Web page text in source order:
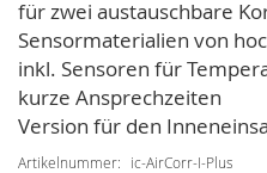
für zwei austauschbare
Sensormaterialien von
inkl. Sensoren für
kurze Ansprechzeiten
Version für den
Artikelnummer ic-AirCorr-I-Plus